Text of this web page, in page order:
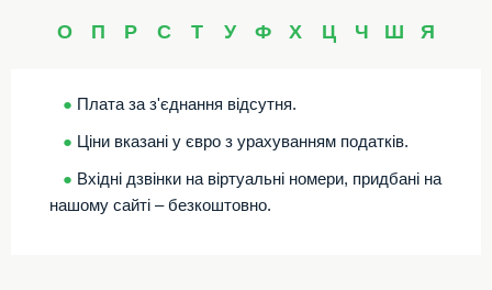
О
П Р С Т У Ф Х Ц Ч Ш Я
● Плата за з'єднання відсутня.
● Ціни вказані у євро з урахуванням податків.
● Вхідні дзвінки на віртуальні номери, придбані на
нашому сайті – безкоштовно.